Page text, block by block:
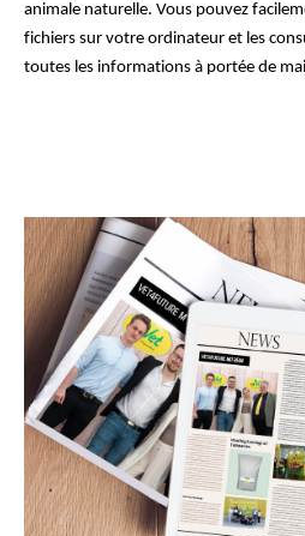
animale naturelle. Vous pouvez
fichiers sur votre ordinateur et les
toutes les informations à portée de